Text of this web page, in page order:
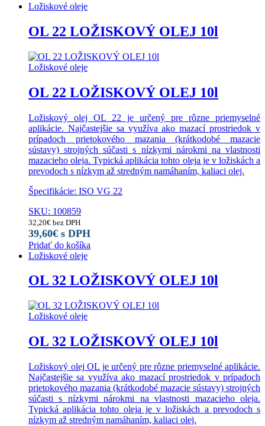
Ložiskové oleje
OL 22 LOŽISKOVÝ OLEJ 10l
Ložiskové oleje
OL 22 LOŽISKOVÝ OLEJ 10l
Ložiskový olej OL 22 je určený pre rôzne priemyselné
aplikácie. Najčastejšie sa využíva ako mazací prostriedok v
prípadoch prietokového mazania (krátkodobé mazacie
sústavy) strojných súčasti s nízkymi nárokmi na vlastnosti
mazacieho oleja. Typická aplikácia tohto oleja je v ložiskách a
prevodoch s nízkym až stredným namáhaním, kaliaci olej.
Špecifikácie: ISO VG 22
SKU: 100859
32,20€ bez DPH
39,60€ s DPH
Pridať do košíka
Ložiskové oleje
OL 32 LOŽISKOVÝ OLEJ 10l
Ložiskové oleje
OL 32 LOŽISKOVÝ OLEJ 10l
Ložiskový olej OL je určený pre rôzne priemyselné aplikácie.
Najčastejšie sa využíva ako mazací prostriedok v prípadoch
prietokového mazania (krátkodobé mazacie sústavy) strojných
súčasti s nízkymi nárokmi na vlastnosti mazacieho oleja.
Typická aplikácia tohto oleja je v ložiskách a prevodoch s
nízkym až stredným namáhaním, kaliaci olej.